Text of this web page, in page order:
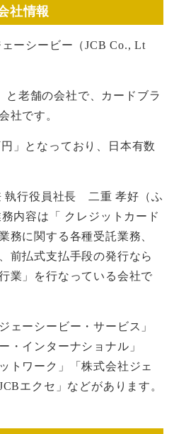
社情報
ーシービー（JCB Co., Lt
と老舗の会社で、カードブラ
社です。
」となっており、日本有数
執行役員社長 二重 孝好（ふ
内容は「 クレジットカード
務に関する各種受託業務、
前払式支払手段の発行なら
業」を行なっている会社で
ェーシービー・サービス」
・インターナショナル」
トワーク」「株式会社ジェ
エクセ」などがあります。